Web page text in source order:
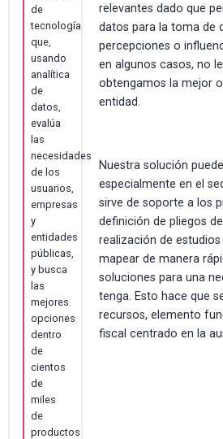
relevantes dado que
datos para la toma de
percepciones o
en algunos casos, no
obtengamos la mejor
entidad.
Nuestra solución
especialmente en el
sirve de soporte a los
definición de pliegos
realización de
mapear de manera
soluciones para una
tenga. Esto hace que
recursos, elemento
fiscal centrado en la
de
tecnología
que,
usando
analítica
de
datos,
evalúa
las
necesidades
de los
usuarios,
empresas
y
entidades
públicas,
y busca
las
mejores
opciones
dentro
de
cientos
de
miles
de
productos